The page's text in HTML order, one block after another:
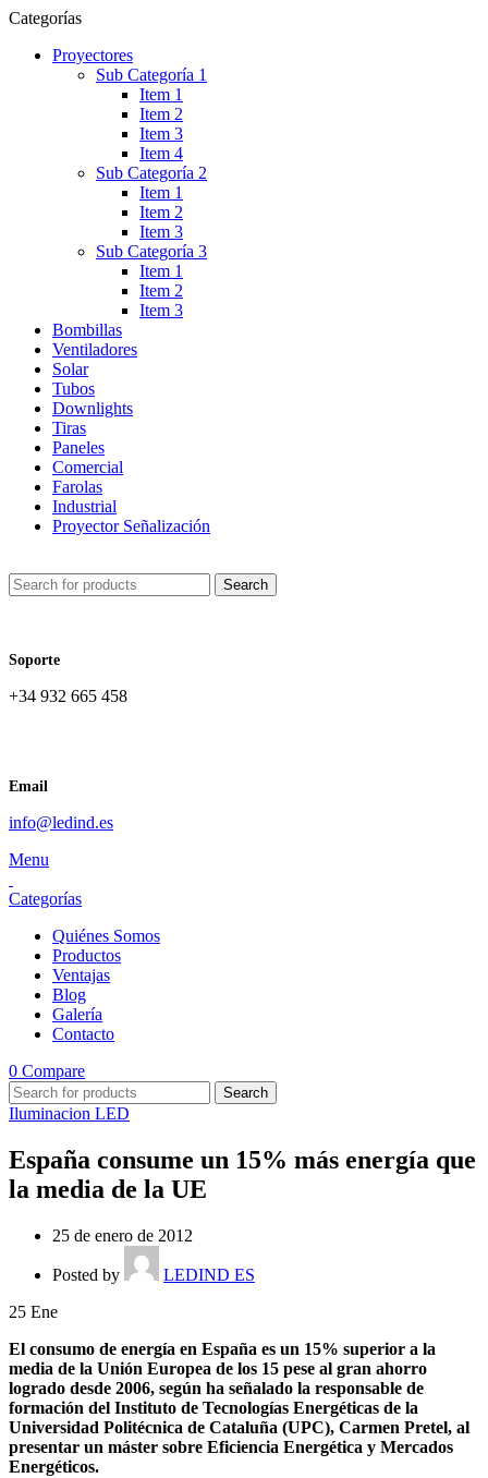
Categorías
Proyectores
Sub Categoría 1
Item 1
Item 2
Item 3
Item 4
Sub Categoría 2
Item 1
Item 2
Item 3
Sub Categoría 3
Item 1
Item 2
Item 3
Bombillas
Ventiladores
Solar
Tubos
Downlights
Tiras
Paneles
Comercial
Farolas
Industrial
Proyector Señalización
Search
Soporte
+34 932 665 458‬
Email
info@ledind.es
Menu
Categorías
Quiénes Somos
Productos
Ventajas
Blog
Galería
Contacto
0 Compare
Search
Iluminacion LED
España consume un 15% más energía que
la media de la UE
25 de enero de 2012
Posted by
LEDIND ES
25 Ene
El consumo de energía en España es un 15% superior a la
media de la Unión Europea de los 15 pese al gran ahorro
logrado desde 2006, según ha señalado la responsable de
formación del Instituto de Tecnologías Energéticas de la
Universidad Politécnica de Cataluña (UPC), Carmen Pretel, al
presentar un máster sobre Eficiencia Energética y Mercados
Energéticos.